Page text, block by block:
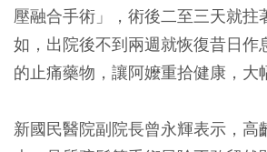
壓融合手術」，術後二至三天就拄
如，出院後不到兩週就恢復昔日作
的止痛藥物，讓阿嬤重拾健康，大
新國民醫院副院長曾永輝表示，高